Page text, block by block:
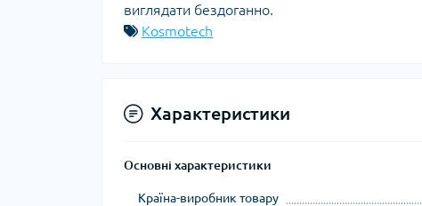
виглядати бездоганно.
Kosmotech
Характеристики
Основні характеристики
Країна-виробник товару